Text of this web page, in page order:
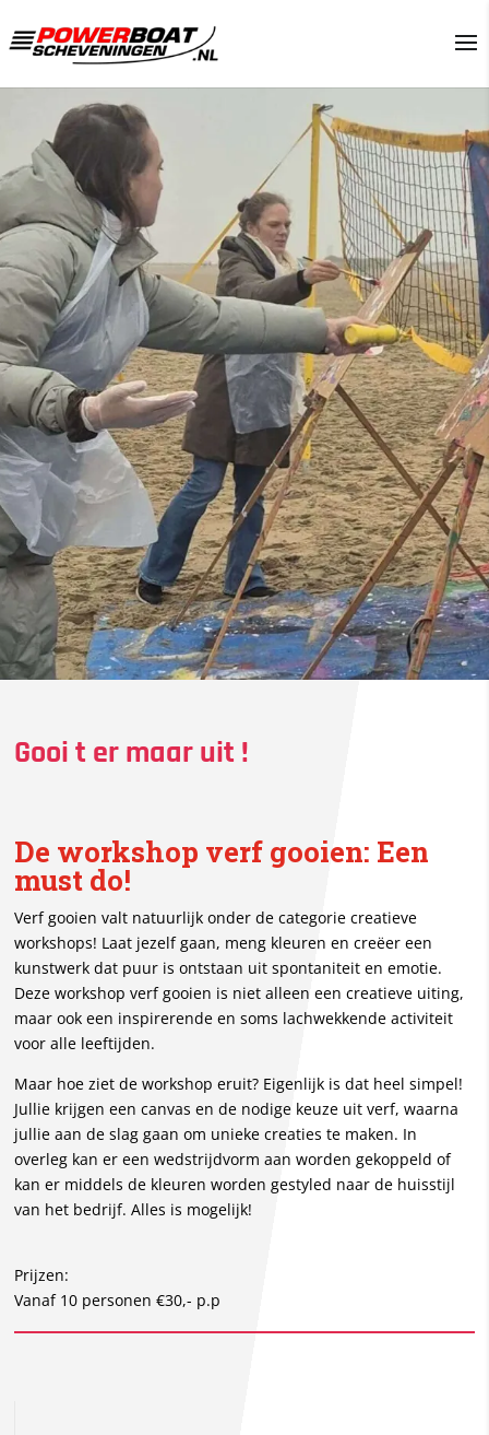
Gooi t er maar uit !
De workshop verf gooien: Een
must do!
Verf gooien valt natuurlijk onder de categorie creatieve
workshops! Laat jezelf gaan, meng kleuren en creëer een
kunstwerk dat puur is ontstaan uit spontaniteit en emotie.
Deze workshop verf gooien is niet alleen een creatieve uiting,
maar ook een inspirerende en soms lachwekkende activiteit
voor alle leeftijden.
Maar hoe ziet de workshop eruit? Eigenlijk is dat heel simpel!
Jullie krijgen een canvas en de nodige keuze uit verf, waarna
jullie aan de slag gaan om unieke creaties te maken. In
overleg kan er een wedstrijdvorm aan worden gekoppeld of
kan er middels de kleuren worden gestyled naar de huisstijl
van het bedrijf. Alles is mogelijk!
Prijzen:
Vanaf 10 personen€30,- p.p